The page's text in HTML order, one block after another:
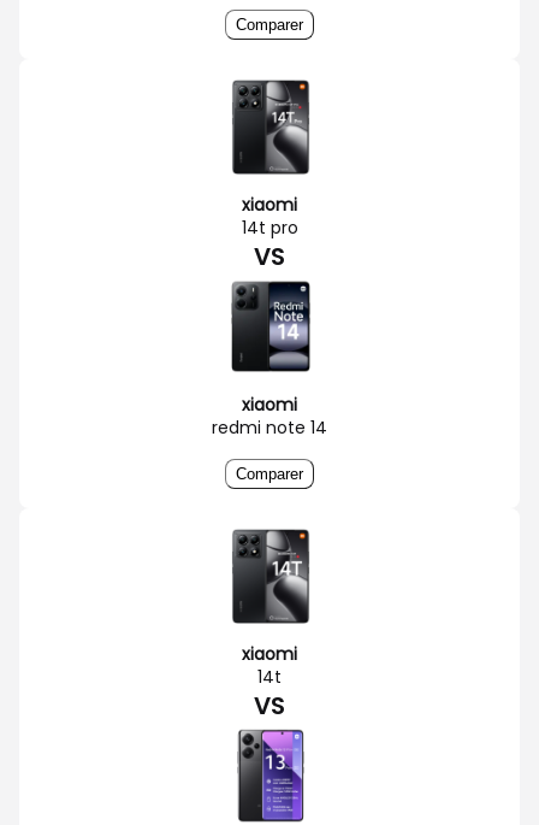
Comparer
xiaomi
14t pro
VS
xiaomi
redmi note 14
Comparer
xiaomi
14t
VS